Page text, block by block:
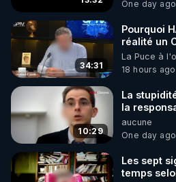
code : REGENERE10
▶ 30 jours gratuit sur
de bien-être ENVOL :
Rendez-vous sur https://
le code : REGENERE
One day ago
34:31
Pourquoi
réalité un
on répond
La Puce à
18 hours ago
10:29
La
la
carbone.
aucune
One day ago
Les sept
temps